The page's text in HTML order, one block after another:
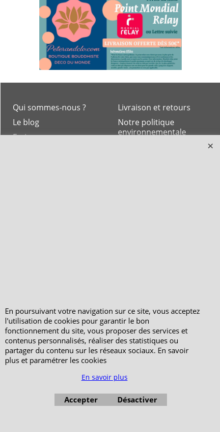
Livraison et retours
Notre politique
environnementale
Qui sommes-nous ?
Le blog
Ecrivez-nous
En poursuivant votre navigation sur ce site, vous acceptez
l'utilisation de cookies pour garantir le bon
fonctionnement du site, vous proposer des services et
contenus personnalisés, réaliser des statistiques ou
partager du contenu sur les réseaux sociaux. En savoir
plus et paramétrer les cookies
En savoir plus
Accepter Désactiver